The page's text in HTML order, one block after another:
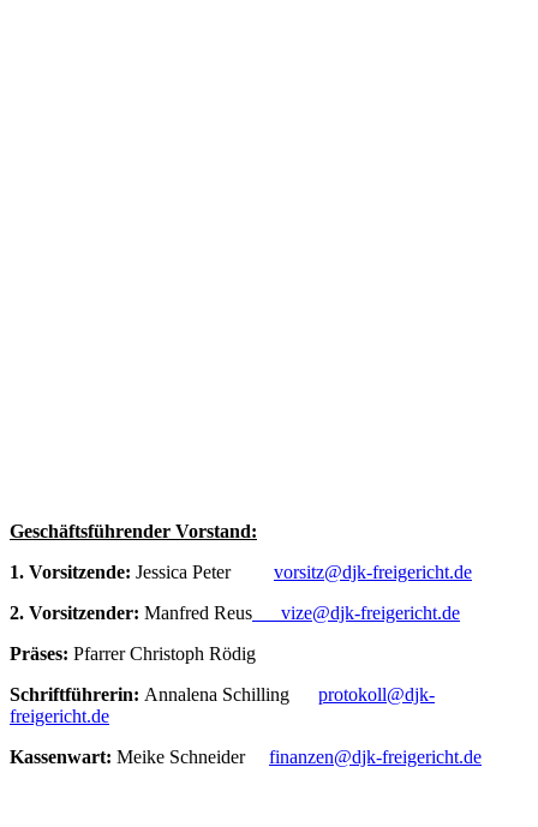
Geschäftsführender Vorstand:
1. Vorsitzende: Jessica Peter vorsitz@djk-freigericht.de
2. Vorsitzender: Manfred Reus
vize@djk-freigericht.de
Präses: Pfarrer Christoph Rödig
Schriftführerin: Annalena Schilling
protokoll@djk-
freigericht.de
Kassenwart: Meike Schneider finanzen@djk-freigericht.de